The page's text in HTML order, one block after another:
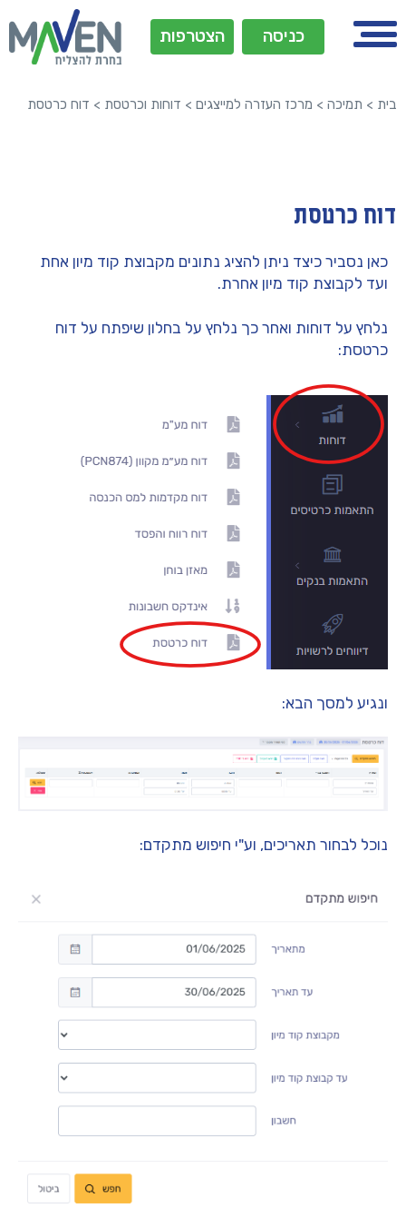
כניסה הצטרפות
בית > תמיכה> מרכז העזרה למייצגים> דוחות וכרטסת > דוח כרטסת
דוח כרטסת
כאן נסביר כיצד ניתן להציג נתונים מקבוצת קוד מיון אחת
ועד לקבוצת קוד מיון אחרת.
נלחץ על דוחות ואחר כך נלחץ על בחלון שיפתח על דוח
כרטסת:
ונגיע למסך הבא:
נוכל לבחור תאריכים, וע"י חיפוש מתקדם: